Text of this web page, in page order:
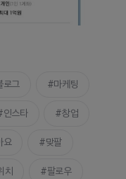
로그 마케팅
인스타 창업
요 맞팔
치 팔로우